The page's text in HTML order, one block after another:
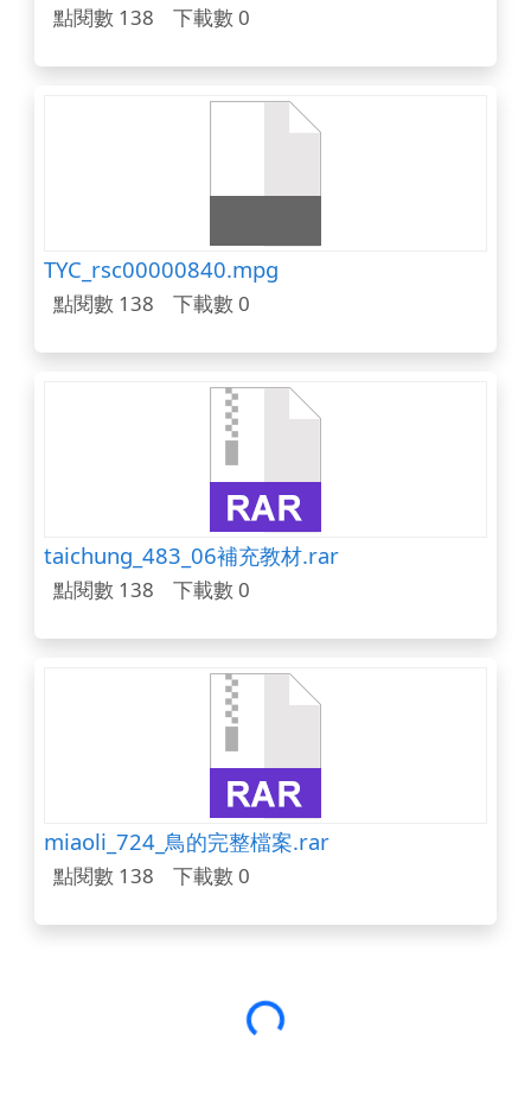
點閱數 138 下載數 0
TYC_rsc00000840.mpg
點閱數 138 下載數 0
taichung_483_06補充教材.rar
點閱數 138 下載數 0
miaoli_724_鳥的完整檔案.rar
點閱數 138 下載數 0